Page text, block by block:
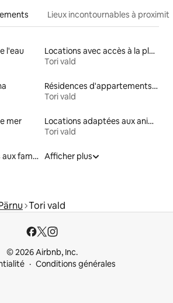
Lieux incontournables à
l'eau
Locations avec accès à la plage
Tori vald
Résidences d'appartements en location
Tori vald
mer
Locations adaptées aux animaux
Tori vald
Locations adaptées aux familles Afficher plus
Tori vald
© 2026 Airbnb, Inc.
Conditions générales